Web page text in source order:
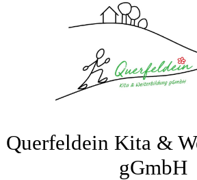
Querfeldein Kita &
gGmbH